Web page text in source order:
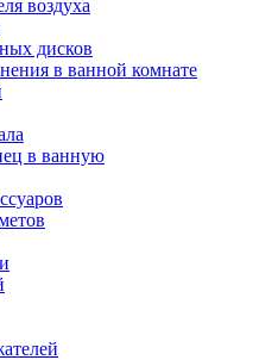
воздуха
дисков
в ванной комнате
в ванную